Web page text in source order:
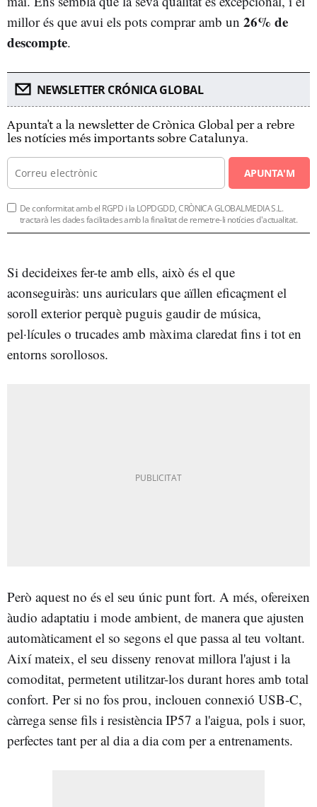
millor és que avui els pots comprar amb un 26% de
descompte.
NEWSLETTER CRÓNICA GLOBAL
Apunta't a la newsletter de Crònica Global per a rebre
les notícies més importants sobre Catalunya.
APUNTA'M
De conformitat amb el RGPD i la LOPDGDD, CRÒNICA GLOBALMEDIA S.L.
tractarà les dades facilitades amb la finalitat de remetre-li notícies d'actualitat.
Si decideixes fer-te amb ells, això és el que
aconseguiràs: uns auriculars que aïllen eficaçment el
soroll exterior perquè puguis gaudir de música,
pel·lícules o trucades amb màxima claredat fins i tot en
entorns sorollosos.
Però aquest no és el seu únic punt fort. A més, ofereixen
àudio adaptatiu i mode ambient, de manera que ajusten
automàticament el so segons el que passa al teu voltant.
Així mateix, el seu disseny renovat millora l'ajust i la
comoditat, permetent utilitzar-los durant hores amb total
confort. Per si no fos prou, inclouen connexió USB-C,
càrrega sense fils i resistència IP57 a l'aigua, pols i suor,
perfectes tant per al dia a dia com per a entrenaments.